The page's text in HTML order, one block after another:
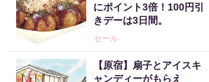
にポイント3倍！100円引
きデーは3日間。
セール
【原宿】扇子とアイスキ
ャンディーがもらえ